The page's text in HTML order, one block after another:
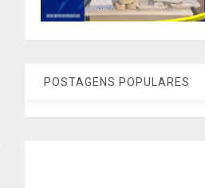
POSTAGENS POPULARES